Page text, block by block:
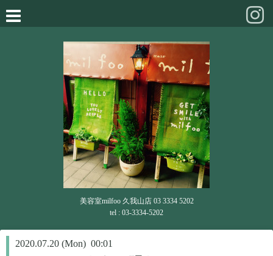
美容室milfoo 久我山店 03 3334 5202
tel : 03-3334-5202
2020.07.20 (Mon) 00:01